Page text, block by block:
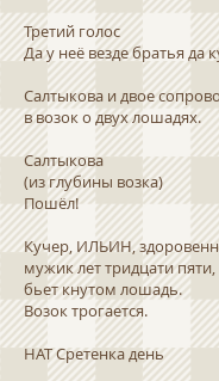
Третий голос
Да у неё везде братья да
Салтыкова и двое
в возок о двух лошадях.
Салтыкова
(из глубины возка)
Пошёл!
Кучер, ИЛЬИН,
мужик лет тридцати
бьет кнутом лошадь.
Возок трогается.
НАТ Сретенка день